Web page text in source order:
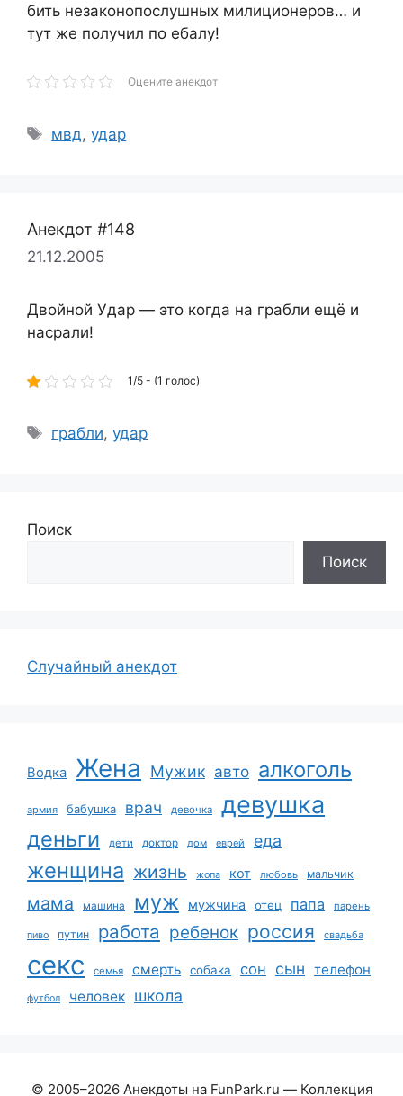
бить незаконопослушных милиционеров… и
тут же получил по ебалу!
Оцените анекдот
Метки
мвд,удар
Анекдот #148
21.12.2005
Двойной Удар — это когда на грабли ещё и
насрали!
1/5 - (1 голос)
Метки
грабли,удар
Поиск
Поиск
Случайный анекдот
Водка Жена Мужик авто алкоголь
армия бабушка врач девочка девушка
деньги дети доктор дом еврей еда
женщина жизнь жопа кот любовь мальчик
мама машина муж мужчина отец папа парень
пиво путин работа ребенок россия свадьба
секс семья смерть собака сон сын телефон
футбол человек школа
© 2005–2026 Анекдоты на FunPark.ru — Коллекция